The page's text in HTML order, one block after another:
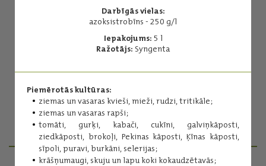
Darbīgās vielas:
azoksistrobīns - 250 g/l
Iepakojums: 5 l
Ražotājs: Syngenta
Piemērotās kultūras:
ziemas un vasaras kvieši, mieži, rudzi, tritikāle;
ziemas un vasaras rapši;
tomāti, gurķi, kabači, cukīni, galviņkāposti,
ziedkāposti, brokoļi, Pekinas kāposti, Ķīnas kāposti,
sīpoli, puravi, burkāni, selerijas;
krāšņumaugi, skuju un lapu koki kokaudzētavās;
Amistar 250 SC
Plaša spektra sistēmas iedarbības fungicīds.
Darbīgās vielas:
Ražotājs:
Syngenta
Lasīt vairāk